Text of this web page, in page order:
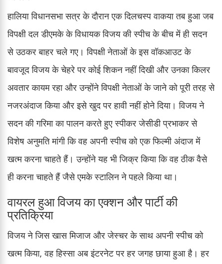
हालिया विधानसभा सत्र के दौरान एक दिलचस्प वाकया तब हुआ जब
विपक्षी दल डीएमके के विधायक विजय की स्पीच के बीच में ही सदन
से उठकर बाहर चले गए। विपक्षी नेताओं के इस वॉकआउट के
बावजूद विजय के चेहरे पर कोई शिकन नहीं दिखी और उनका किलर
अवतार कायम रहा और उन्होंने विपक्षी नेताओं के जाने को पूरी तरह से
नजरअंदाज किया और इसे खुद पर हावी नहीं होने दिया। विजय ने
सदन की गरिमा का पालन करते हुए स्पीकर जेसीडी प्रभाकर से
विशेष अनुमति मांगी कि वह अपनी स्पीच को एक फिल्मी अंदाज में
खत्म करना चाहते हैं। उन्होंने यह भी जिक्र किया कि वह ठीक वैसे
ही करना चाहते हैं जैसे एमके स्टालिन ने पहले किया था।
वायरल हुआ विजय का एक्शन और पार्टी की
प्रतिक्रिया
विजय ने जिस खास मिजाज और जेस्चर के साथ अपनी स्पीच को
खत्म किया, वह हिस्सा अब इंटरनेट पर हर जगह छाया हुआ है। हर